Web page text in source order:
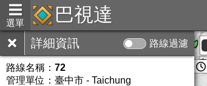
選單 巴視達
詳細資訊 路線過濾
路線名稱： 72
管理單位：臺中市 - Taichung